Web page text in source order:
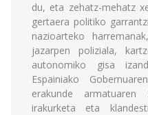
du, eta zehatz-mehatz
gertaera politiko
nazioarteko
jazarpen poliziala,
autonomiko gisa
Espainiako
erakunde armatuaren
irakurketa eta